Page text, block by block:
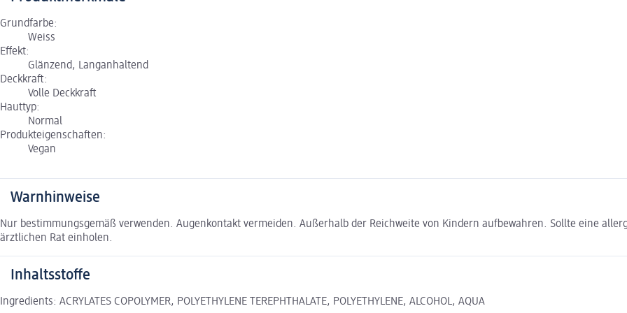
Grundfarbe:
Weiss
Effekt:
Glänzend, Langanhaltend
Deckkraft:
Volle Deckkraft
Hauttyp:
Normal
Produkteigenschaften:
Vegan
Warnhinweise
Nur bestimmungsgemäß verwenden. Augenkontakt vermeiden. Außerhalb der Reichweite von Kindern aufbewahren. Sollte eine
ärztlichen Rat einholen.
Inhaltsstoffe
Ingredients: ACRYLATES COPOLYMER, POLYETHYLENE TEREPHTHALATE, POLYETHYLENE, ALCOHOL, AQUA